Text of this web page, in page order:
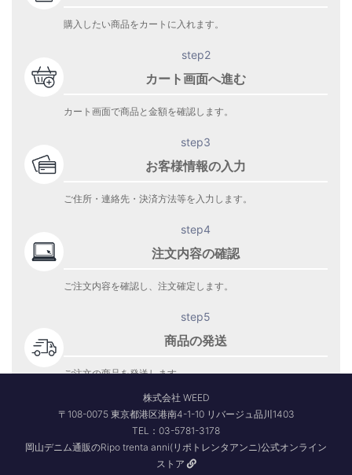
購入したい商品をカートに入れます。
step2
カート画面へ進む
カート画面で商品と金額を確認します。
step3
お客様情報の入力
ご住所・連絡先・決済方法等を入力します。
step4
注文内容の確認
ご注文内容を確認し、注文確定します。
step5
商品の発送
ご注文の商品を発送します。
株式会社 WEED
〒108-0075 東京都港区港南4-1-10 リバージュ品川1403
TEL：03-5781-3178
岡山デニム通販のRipo trenta anni(リポトレンタアンニ)公式オンライン
ストア